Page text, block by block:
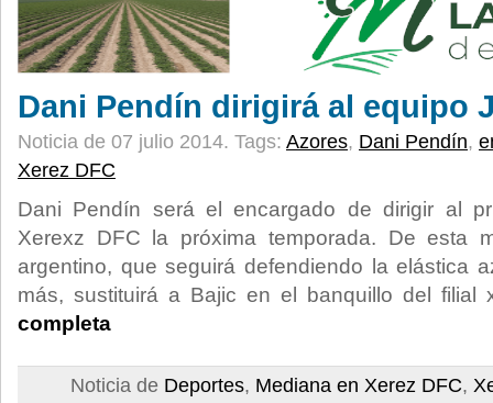
Dani Pendín dirigirá al equipo
Noticia de 07 julio 2014. Tags: Azores, Dani Pendín,
Xerez DFC
Dani Pendín será el encargado de dirigir al
Xerexz DFC la próxima temporada. De esta
argentino, que seguirá defendiendo la elástica
más, sustituirá a Bajic en el banquillo del filial
completa
Noticia de Deportes, Mediana en Xerez DFC,